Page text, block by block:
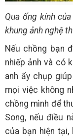
Qua ống kính
khung ảnh nghệ
Nếu chồng bạn
nhiếp ảnh và có
anh ấy chụp
mọi việc không
chồng mình để
Song, nếu điều
của bạn hiện